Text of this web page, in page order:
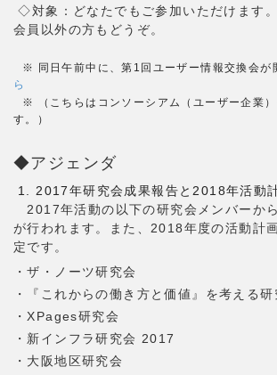
◇対象：どなたでもご参加いただけます
会員以外の方もどうぞ。
※ 同日午前中に、第1回ユーザー情報交換会が
ら
※ （こちらはコンソーシアム（ユーザー企業）
す。）
◆アジェンダ
2017年研究会成果報告と2018年活動
2017年活動の以下の研究会メンバーか
が行われます。また、2018年度の活動計
定です。
・ザ・ノーツ研究会
・『これからの働き方と​価値』を考える研
・XPages研究会
・新インフラ研究会 2017
・大阪地区研究会